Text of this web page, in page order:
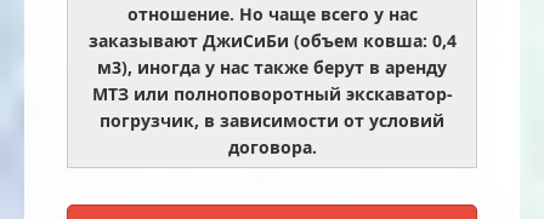
отношение. Но чаще всего у нас
заказывают ДжиСиБи (объем ковша: 0,4
м3), иногда у нас также берут в аренду
МТЗ или полноповоротный экскаватор-
погрузчик, в зависимости от условий
договора.